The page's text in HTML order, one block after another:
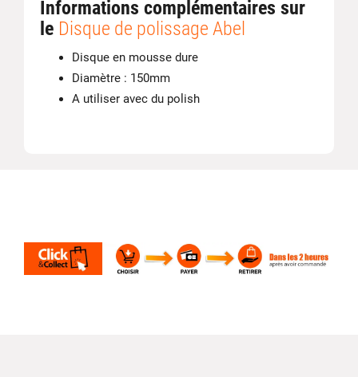
Informations complémentaires sur
le Disque de polissage Abel
Disque en mousse dure
Diamètre : 150mm
A utiliser avec du polish